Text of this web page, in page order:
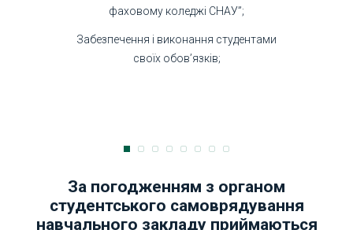
фаховому коледжі СНАУ”;
Забезпечення і виконання студентами
своїх обов’язків;
За погодженням з органом
студентського самоврядування
навчального закладу приймаються